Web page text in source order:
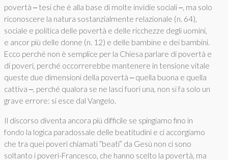
povertà ‒ tesi che è alla base di molte invidie sociali ‒, ma solo
riconoscere la natura sostanzialmente relazionale (n. 64),
sociale e politica delle povertà e delle ricchezze degli uomini,
e ancor più delle donne (n. 12) e delle bambine e dei bambini.
Ecco perché non è semplice per la Chiesa parlare di povertà e
di poveri, perché occorrerebbe mantenere in tensione vitale
queste due dimensioni della povertà ‒ quella buona e quella
cattiva ‒, perché qualora se ne lasci fuori una, non si fa solo un
grave errore: si esce dal Vangelo.
Il discorso diventa ancora più difficile se spingiamo fino in
fondo la logica paradossale delle beatitudini e ci accorgiamo
che tra quei poveri chiamati “beati” da Gesù non ci sono
soltanto i poveri-Francesco, che hanno scelto la povertà, ma